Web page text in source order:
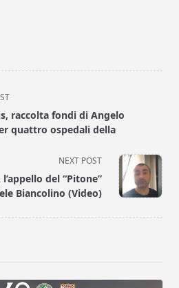
raccolta fondi di Angelo
quattro ospedali della
NEXT POST
del “Pitone”
Biancolino (Video)